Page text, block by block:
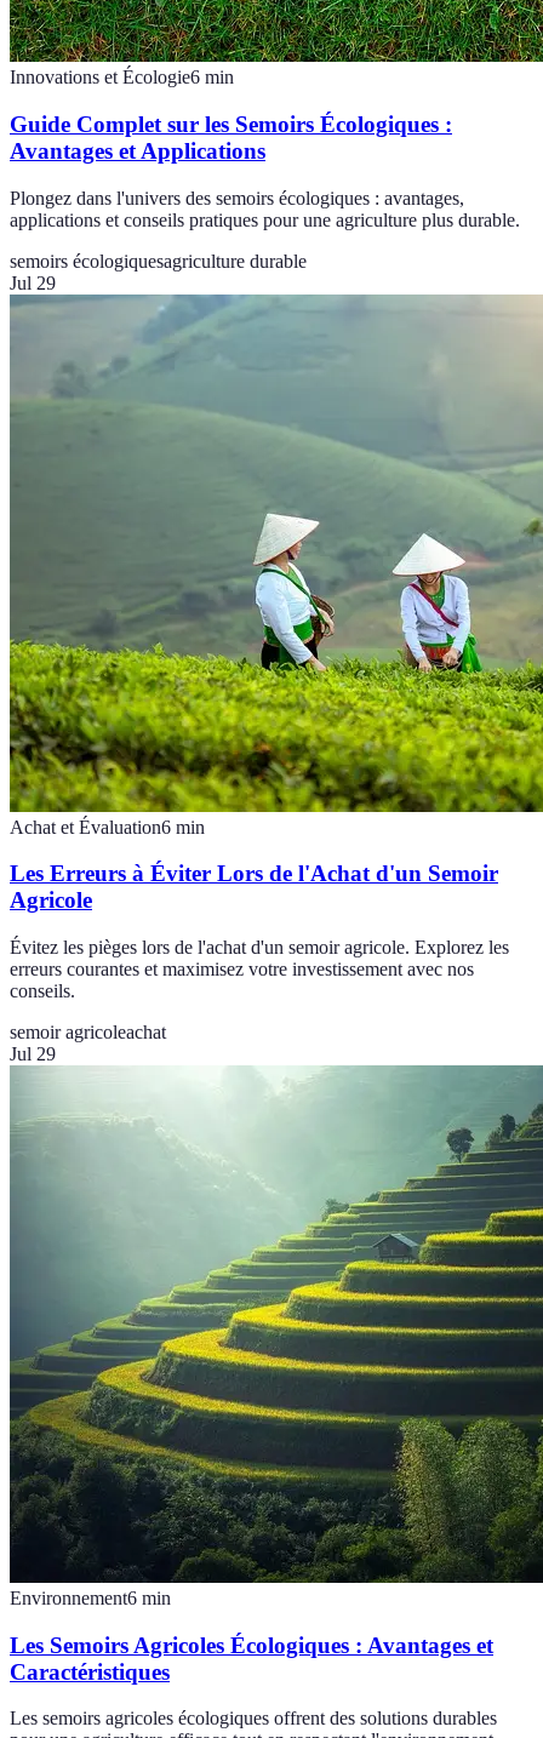
Innovations et Écologie6 min
Guide Complet sur les Semoirs Écologiques :
Avantages et Applications
Plongez dans l'univers des semoirs écologiques : avantages,
applications et conseils pratiques pour une agriculture plus durable.
semoirs écologiquesagriculture durable
Jul 29
Achat et Évaluation6 min
Les Erreurs à Éviter Lors de l'Achat d'un Semoir
Agricole
Évitez les pièges lors de l'achat d'un semoir agricole. Explorez les
erreurs courantes et maximisez votre investissement avec nos
conseils.
semoir agricoleachat
Jul 29
Environnement6 min
Les Semoirs Agricoles Écologiques : Avantages et
Caractéristiques
Les semoirs agricoles écologiques offrent des solutions durables